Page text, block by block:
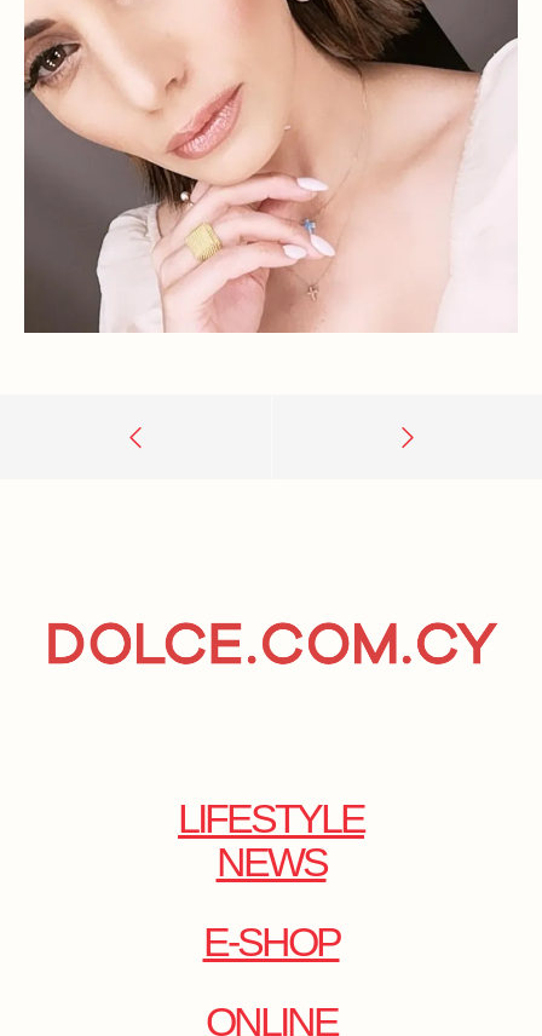
LIFESTYLE
NEWS
E-SHOP
ONLINE